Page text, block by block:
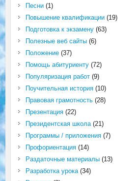
Песни(1)
Повышение квалификации(19)
Подготовка к экзамену(63)
Полезные веб сайты(6)
Положение(37)
Помощь абитуриенту(72)
Популяризация работ(9)
Поучительная история(10)
Правовая грамотность(28)
Презентация(22)
Президентская школа(21)
Программы / приложения(7)
Профориентация(14)
Раздаточные материалы(13)
Разработка урока(34)